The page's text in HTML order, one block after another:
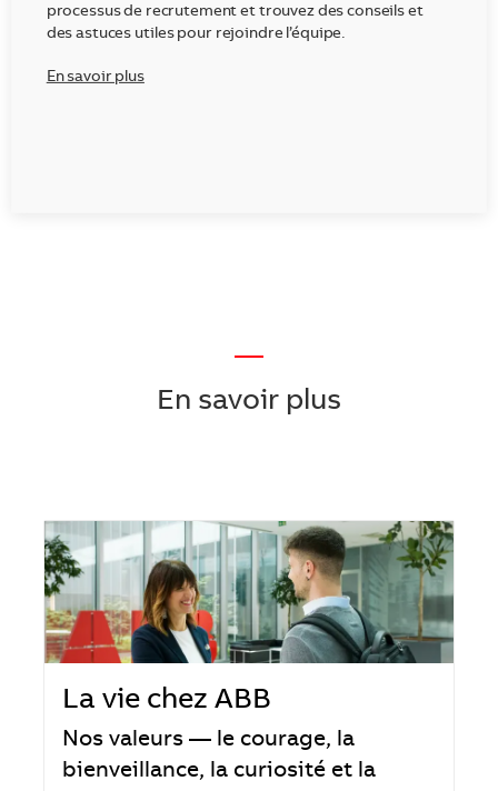
processus de recrutement et trouvez des conseils et
des astuces utiles pour rejoindre l’équipe.
En savoir plus
—
En savoir plus
La vie chez ABB
Nos valeurs — le courage, la
bienveillance, la curiosité et la